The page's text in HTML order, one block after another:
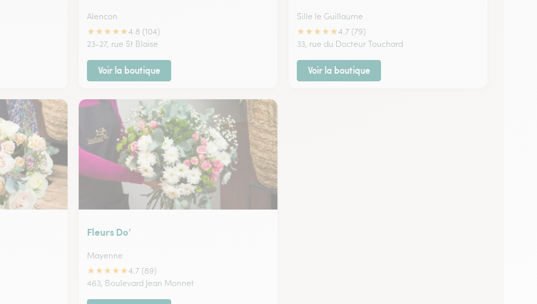
Alencon
★★★★★4.8 (104)
23-27, rue St Blaise
Voir la boutique
Sille le Guillaume
★★★★★4.7 (79)
33, rue du Docteur Touchard
Voir la boutique
Fleurs Do’
Mayenne
★★★★★4.7 (89)
463, Boulevard Jean Monnet